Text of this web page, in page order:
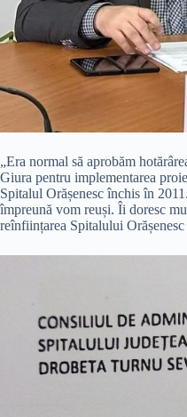
„Era normal să aprobăm
Giura pentru implementarea
Spitalul Orășenesc închis în
împreună vom reuși. Îi doresc
reînființarea Spitalului